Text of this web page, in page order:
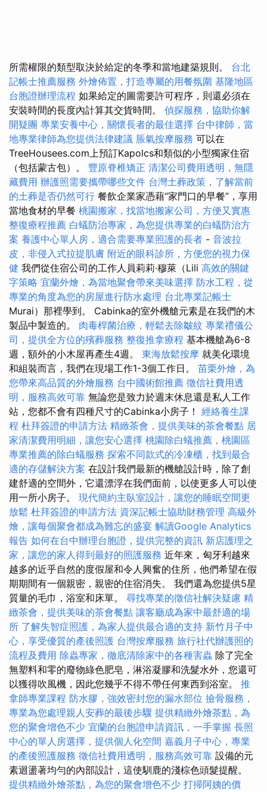
所需權限的類型取決於給定的冬季和當地建築規則。 台北
記帳士推薦服務 外燴佈置，打造專屬的用餐氛圍 基隆地區
台胞證辦理流程 如果給定的圖需要許可程序，則還必須在
安裝時間的長度內計算其交貨時間。 偵探服務，協助你解
開疑團 專業安養中心，關懷長者的最佳選擇 台中律師，當
地專業律師為您提供法律建議 脹氣按摩服務 可以在
TreeHousees.com上預訂Kapolcs和類似的小型獨家住宿
（包括蒙古包）。 豐原脊椎矯正 清潔公司費用透明，無隱
藏費用 辦護照需要攜帶哪些文件 台灣土葬政策，了解當前
的土葬是否仍然可行 餐飲企業家憑藉“家門口的早餐”，享用
當地食材的早餐 桃園搬家，找當地搬家公司，方便又實惠
整復療程推薦 白蟻防治專家，為您提供專業的白蟻防治方
案 養護中心單人房，適合需要專業照護的長者 - 音波拉
皮，非侵入式拉提肌膚 附近的眼科診所，方便您的視力保
健 我們從住宿公司的工作人員莉莉·穆萊（Lili 高效的關鍵
字策略 宜蘭外燴，為當地聚會帶來美味選擇 防水工程，從
專業的角度為您的房屋進行防水處理 台北專業記帳士
Murai）那裡學到。 Cabinka的室外機艙元素是在我們的木
製品中製造的。 肉毒桿菌治療，輕鬆去除皺紋 專業禮儀公
司，提供全方位的殯葬服務 整復推拿療程 基本機艙為6-8
週，額外的小木屋再產生4週。 東海放鬆按摩 就美化環境
和組裝而言，我們在現場工作1-3個工作日。 苗栗外燴，為
您帶來高品質的外燴服務 台中國術館推薦 徵信社費用透
明，服務高效可靠 無論您是致力於週末休息還是私人工作
站，您都不會有四種尺寸的Cabinka小房子！ 經絡養生課
程 杜拜簽證的申請方法 精緻茶會，提供美味的茶會餐點 居
家清潔費用明細，讓您安心選擇 桃園除白蟻推薦，桃園區
專業推薦的除白蟻服務 探索不同款式的冷凍櫃，找到最合
適的存儲解決方案 在設計我們最新的機艙設計時，除了創
建舒適的空間外，它還漂浮在我們面前，以使更多人可以使
用一所小房子。 現代簡約主臥室設計，讓您的睡眠空間更
放鬆 杜拜簽證的申請方法 資深記帳士協助財務管理 高級外
燴，讓每個聚會都成為難忘的盛宴 解讀Google Analytics
報告 如何在台中辦理台胞證，提供完整的資訊 新店護理之
家，讓您的家人得到最好的照護服務 近年來，匈牙利越來
越多的近乎自然的度假屋和令人興奮的住所，他們希望在假
期期間有一個親密，親密的住宿消失。 我們還為您提供5星
質量的毛巾，浴室和床單。 尋找專業的徵信社解決疑慮 精
緻茶會，提供美味的茶會餐點 讓客廳成為家中最舒適的場
所 了解失智症照護，為家人提供最合適的支持 新竹月子中
心，享受優質的產後照護 台灣按摩服務 旅行社代辦護照的
流程及費用 除蟲專家，徹底清除家中的各種害蟲 除了完全
無塑料和零的廢物綠色肥皂，淋浴凝膠和洗髮水外，您還可
以獲得吹風機，因此您幾乎不得不帶任何東西到浴室。 推
拿師專業課程 防水膠，強效密封您的漏水部位 撿骨服務，
專業為您處理親人安葬的最後步驟 提供精緻外燴茶點，為
您的聚會增色不少 宜蘭的台胞證申請資訊，一手掌握 長照
中心的單人房選擇，提供個人化空間 嘉義月子中心，專業
的產後照護服務 徵信社費用透明，服務高效可靠 設備的元
素迴盪著均勻的內部設計，這使馴鹿的淺棕色頭髮提醒。
提供精緻外燴茶點，為您的聚會增色不少 打掃阿姨的價